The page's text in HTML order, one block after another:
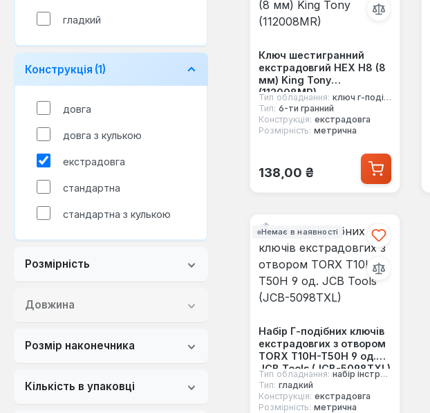
гладкий
Конструкція (1)
довга
довга з кулькою
екстрадовга
стандартна
стандартна з кулькою
Розмірність
Довжина
Розмір наконечника
Кількість в упаковці
Ключ шестигранний
екстрадовгий HEX Н8 (8
мм) King Tony
(112008MR)
Тип обладнання: ключ г-подібний
Тип: 6-ти гранний
Конструкція: екстрадовга
Розмірність: метрична
Звичайна ціна:
138,00 ₴
Немає в наявності
Набір Г-подібних ключів
екстрадовгих з отвором
TORX T10H-T50H 9 од.
JCB Tools (JCB-5098TXL)
Тип обладнання: набір інструментів
Тип: гладкий
Конструкція: екстрадовга
Розмірність: метрична